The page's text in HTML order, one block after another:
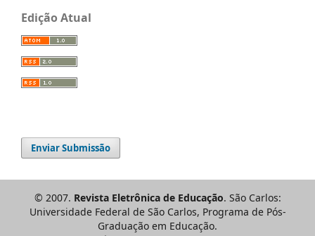
Edição Atual
Enviar Submissão
© 2007. Revista Eletrônica de Educação. São Carlos:
Universidade Federal de São Carlos, Programa de Pós-
Graduação em Educação.